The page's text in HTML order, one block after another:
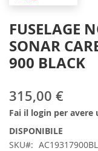
FUSELAGE
SONAR
900 BLACK
315,00 €
Fai il login per avere
DISPONIBILE
SKU
the
of
the
images
gallery